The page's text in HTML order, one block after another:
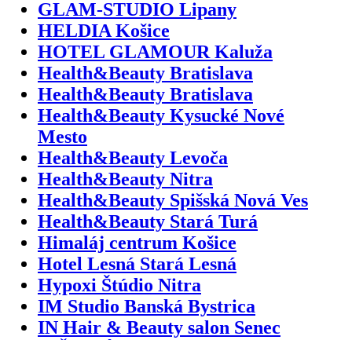
GLAM-STUDIO Lipany
HELDIA Košice
HOTEL GLAMOUR Kaluža
Health&Beauty Bratislava
Health&Beauty Bratislava
Health&Beauty Kysucké Nové
Mesto
Health&Beauty Levoča
Health&Beauty Nitra
Health&Beauty Spišská Nová Ves
Health&Beauty Stará Turá
Himaláj centrum Košice
Hotel Lesná Stará Lesná
Hypoxi Štúdio Nitra
IM Studio Banská Bystrica
IN Hair & Beauty salon Senec